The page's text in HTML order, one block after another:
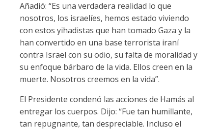
Añadió: “Es una verdadera realidad lo que
nosotros, los israelíes, hemos estado viviendo
con estos yihadistas que han tomado Gaza y la
han convertido en una base terrorista iraní
contra Israel con su odio, su falta de moralidad y
su enfoque bárbaro de la vida. Ellos creen en la
muerte. Nosotros creemos en la vida”.
El Presidente condenó las acciones de Hamás al
entregar los cuerpos. Dijo: “Fue tan humillante,
tan repugnante, tan despreciable. Incluso el